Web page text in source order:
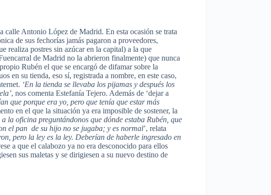
calle Antonio López de Madrid. En esta ocasión se trata
de sus fechorías jamás pagaron a proveedores,
realiza postres sin azúcar en la capital) a la que
de Madrid no la abrieron finalmente) que nunca
Rubén el que se encargó de difamar sobre la
en su tienda, eso sí, registrada a nombre, en este caso,
‘En la tienda se llevaba los pijamas y después los
, nos comenta Estefanía Tejero. Además de ‘dejar a
que porque era yo, pero que tenía que estar más
en el que la situación ya era imposible de sostener, la
la oficina preguntándonos que dónde estaba Rubén, que
el pan de su hijo no se jugaba; y es normal’, relata
pero la ley es la ley. Deberían de haberle ingresado en
a que el calabozo ya no era desconocido para ellos
sus maletas y se dirigiesen a su nuevo destino de